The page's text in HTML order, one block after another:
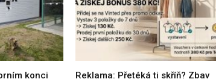
konci
Reklama: Přetéká ti skříň? Zbav